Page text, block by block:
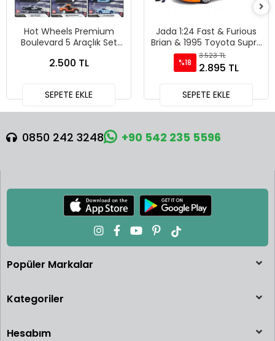
Hot Wheels Premium
Boulevard 5 Araçlık Set
2.500 TL
SEPETE EKLE
Jada 1:24 Fast & Furious
Brian & 1995 Toyota Supra
Diecast Model Araba -
30738
%18
3.523 TL
2.895 TL
SEPETE EKLE
0850 242 3248 +90 542 235 5596
Popüler Markalar
Kategoriler
Hesabım